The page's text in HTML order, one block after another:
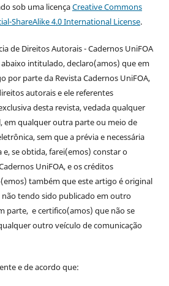
sob uma licençaCreative Commons
ShareAlike 4.0 International License.
de Direitos Autorais - Cadernos UniFOA
intitulado, declaro(amos) que em
por parte da Revista Cadernos UniFOA,
autorais e ele referentes
desta revista, vedada qualquer
em qualquer outra parte ou meio de
sem que a prévia e necessária
e, se obtida, farei(emos) constar o
UniFOA, e os créditos
também que este artigo é original
tendo sido publicado em outro
parte, e certifico(amos) que não se
outro veículo de comunicação
e de acordo que: